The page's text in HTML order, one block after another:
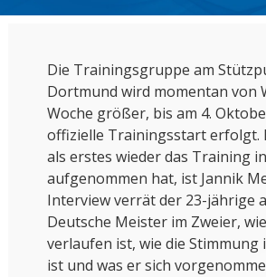
Die Trainingsgruppe am
Dortmund wird momentan von
Woche größer, bis am 4.
offizielle Trainingsstart erfolgt.
als erstes wieder das Training
aufgenommen hat, ist Jannik
Interview verrät der 23-jährige
Deutsche Meister im Zweier,
verlaufen ist, wie die Stimmung
ist und was er sich